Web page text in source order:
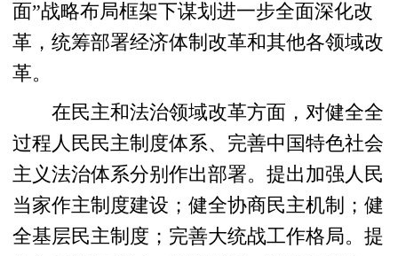
面”战略布局框架下谋划进一步全面深化改
革，统筹部署经济体制改革和其他各领域改
革。
在民主和法治领域改革方面，对健全全
过程人民民主制度体系、完善中国特色社会
主义法治体系分别作出部署。提出加强人民
当家作主制度建设；健全协商民主机制；健
全基层民主制度；完善大统战工作格局。提